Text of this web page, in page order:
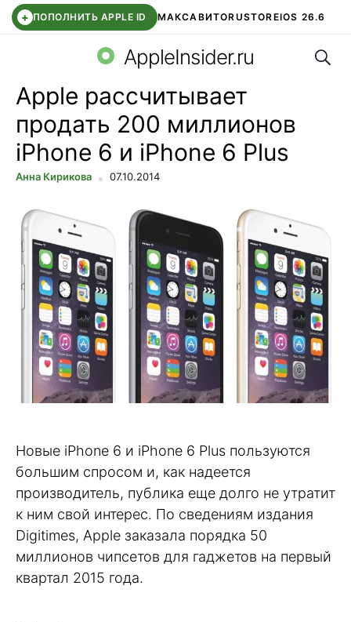
+ ПОПОЛНИТЬ APPLE ID МАКСАВИТОRUSTOREIOS 26.6
СБЕР КИДС ВТБ ОНЛАЙН ЧАТ В ROBLOX
AppleInsider.ru
Apple рассчитывает
продать 200 миллионов
iPhone 6 и iPhone 6 Plus
Анна Кирикова 07.10.2014
Новые iPhone 6 и iPhone 6 Plus пользуются
большим спросом и, как надеется
производитель, публика еще долго не утратит
к ним свой интерес. По сведениям издания
Digitimes, Apple заказала порядка 50
миллионов чипсетов для гаджетов на первый
квартал 2015 года.